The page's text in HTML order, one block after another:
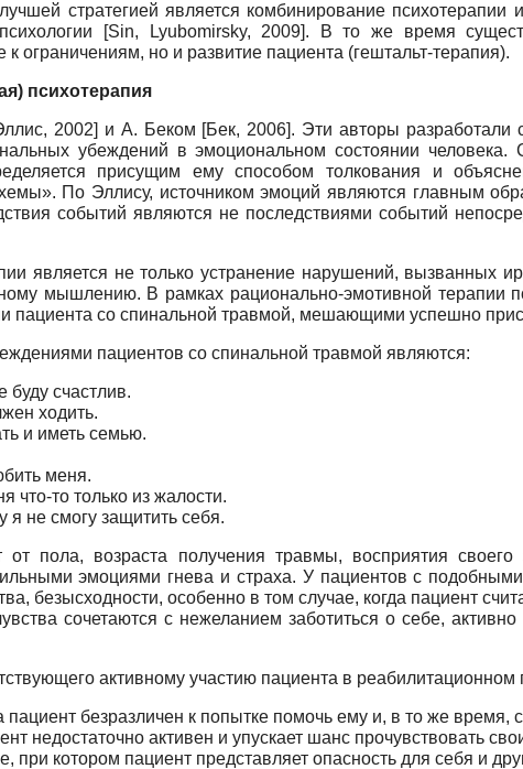
стратегией является комбинирование
[Sin, Lyubomirsky, 2009]. В то же время
ограничениям, но и развитие пациента (гештальт-терапия).
психотерапия
2002] и А. Беком [Бек, 2006]. Эти авторы разработали
убеждений в эмоциональном состоянии человека.
присущим ему способом толкования и
По Эллису, источником эмоций являются главным
событий являются не последствиями событий
является не только устранение нарушений, вызванных
мышлению. В рамках рационально-эмотивной терапии
пациента со спинальной травмой, мешающими успешно
пациентов со спинальной травмой являются:
буду счастлив.
ходить.
и иметь семью.
меня.
что-то только из жалости.
я не смогу защитить себя.
пола, возраста получения травмы, восприятия
эмоциями гнева и страха. У пациентов с
безысходности, особенно в том случае, когда пациент
сочетаются с нежеланием заботиться о себе,
активному участию пациента в реабилитационном
безразличен к попытке помочь ему и, в то же время,
недостаточно активен и упускает шанс прочувствовать
котором пациент представляет опасность для себя и